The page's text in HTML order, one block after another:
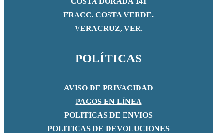
FRACC. COSTA VERDE.
VERACRUZ, VER.
POLÍTICAS
AVISO DE PRIVACIDAD
PAGOS EN LÍNEA
POLITICAS DE ENVIOS
POLITICAS DE DEVOLUCIONES